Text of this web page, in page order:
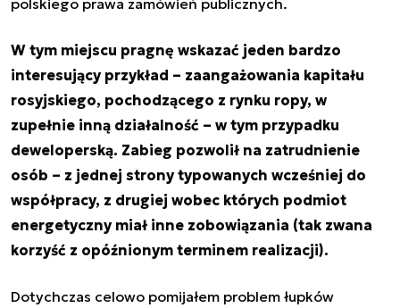
W tym miejscu pragnę wskazać jeden bardzo
interesujący przykład – zaangażowania kapitału
rosyjskiego, pochodzącego z rynku ropy, w
zupełnie inną działalność – w tym przypadku
deweloperską. Zabieg pozwolił na zatrudnienie
osób – z jednej strony typowanych wcześniej do
współpracy, z drugiej wobec których podmiot
energetyczny miał inne zobowiązania (tak zwana
korzyść z opóźnionym terminem realizacji).
Dotychczas celowo pomijałem problem łupków